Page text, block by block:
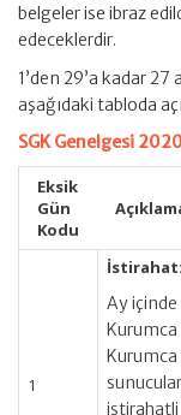
belgeler ise ibraz
edeceklerdir.
1’den 29’a kadar
aşağıdaki tabloda
SGK Genelgesi
Eksik
Gün
Kodu
1
İstirahat:
Ay içinde
istirahatli